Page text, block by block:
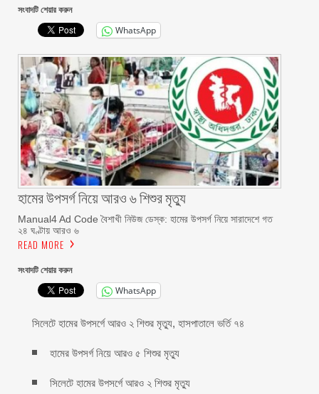
সংবাদটি শেয়ার করুন
WhatsApp
হামের উপসর্গ নিয়ে আরও ৬ শিশুর মৃত্যু
Manual4 Ad Code বৈশাখী নিউজ ডেস্ক: হামের উপসর্গ নিয়ে সারাদেশে গত
২৪ ঘণ্টায় আরও ৬
READ MORE
সংবাদটি শেয়ার করুন
WhatsApp
সিলেটে হামের উপসর্গে আরও ২ শিশুর মৃত্যু, হাসপাতালে ভর্তি ৭৪
হামের উপসর্গ নিয়ে আরও ৫ শিশুর মৃত্যু
সিলেটে হামের উপসর্গে আরও ২ শিশুর মৃত্যু